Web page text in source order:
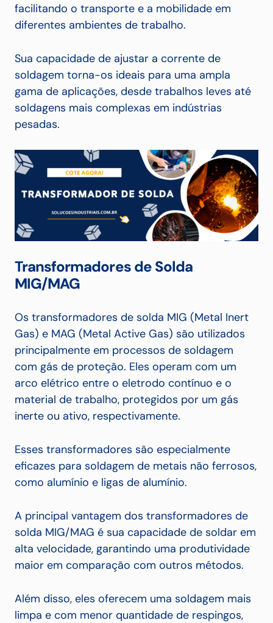
facilitando o transporte e a mobilidade em
diferentes ambientes de trabalho.
Sua capacidade de ajustar a corrente de
soldagem torna-os ideais para uma ampla
gama de aplicações, desde trabalhos leves até
soldagens mais complexas em indústrias
pesadas.
Transformadores de Solda
MIG/MAG
Os transformadores de solda MIG (Metal Inert
Gas) e MAG (Metal Active Gas) são utilizados
principalmente em processos de soldagem
com gás de proteção. Eles operam com um
arco elétrico entre o eletrodo contínuo e o
material de trabalho, protegidos por um gás
inerte ou ativo, respectivamente.
Esses transformadores são especialmente
eficazes para soldagem de metais não ferrosos,
como alumínio e ligas de alumínio.
A principal vantagem dos transformadores de
solda MIG/MAG é sua capacidade de soldar em
alta velocidade, garantindo uma produtividade
maior em comparação com outros métodos.
Além disso, eles oferecem uma soldagem mais
limpa e com menor quantidade de respingos,